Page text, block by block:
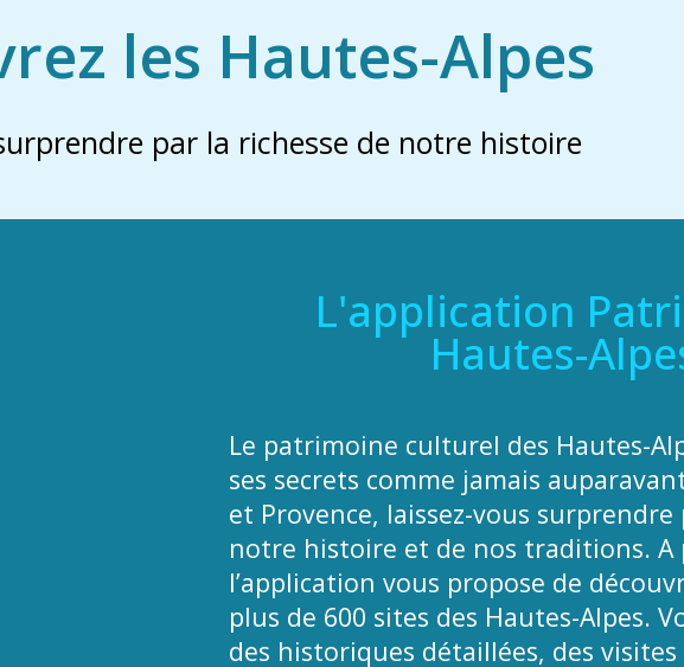
les Hautes-Alpes
par la richesse de notre histoire
L'application
Hautes-
Le patrimoine culturel des Hautes-
ses secrets comme jamais
et Provence, laissez-vous surprendre
notre histoire et de nos traditions. A
l’application vous propose de
plus de 600 sites des Hautes-Alpes.
des historiques détaillées, des